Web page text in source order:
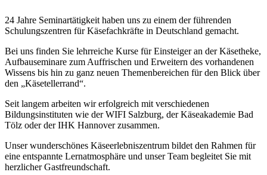
24 Jahre Seminartätigkeit haben uns zu einem der führenden
Schulungszentren für Käsefachkräfte in Deutschland gemacht.
Bei uns finden Sie lehrreiche Kurse für Einsteiger an der Käsetheke,
Aufbauseminare zum Auffrischen und Erweitern des vorhandenen
Wissens bis hin zu ganz neuen Themenbereichen für den Blick über
den „Käsetellerrand“.
Seit langem arbeiten wir erfolgreich mit verschiedenen
Bildungsinstituten wie der WIFI Salzburg, der Käseakademie Bad
Tölz oder der IHK Hannover zusammen.
Unser wunderschönes Käseerlebniszentrum bildet den Rahmen für
eine entspannte Lernatmosphäre und unser Team begleitet Sie mit
herzlicher Gastfreundschaft.